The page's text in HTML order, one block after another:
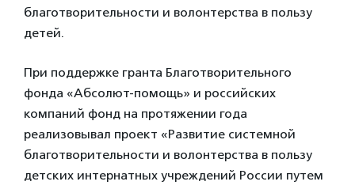
благотворительности и волонтерства в пользу
детей.
При поддержке гранта Благотворительного
фонда «Абсолют-помощь» и российских
компаний фонд на протяжении года
реализовывал проект «Развитие системной
благотворительности и волонтерства в пользу
детских интернатных учреждений России путем